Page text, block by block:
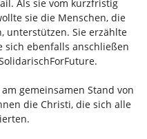
Als sie vom kurzfristig
sie die Menschen, die
unterstützen. Sie erzählte
sich ebenfalls anschließen
gemeinsamen Stand von
die Christi, die sich alle